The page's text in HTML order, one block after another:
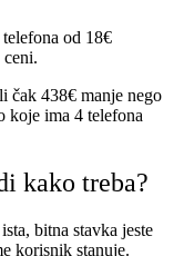
od 18€
ceni.
čak 438€ manje nego
koje ima 4 telefona
kako treba?
bitna stavka jeste
korisnik stanuje.